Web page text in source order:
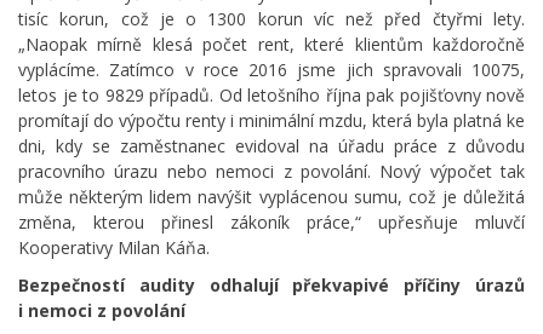
tisíc korun, což je o 1300 korun víc než před čtyřmi lety.
„Naopak mírně klesá počet rent, které klientům každoročně
vyplácíme. Zatímco v roce 2016 jsme jich spravovali 10075,
letos je to 9829 případů. Od letošního října pak pojišťovny nově
promítají do výpočtu renty i minimální mzdu, která byla platná ke
dni, kdy se zaměstnanec evidoval na úřadu práce z důvodu
pracovního úrazu nebo nemoci z povolání. Nový výpočet tak
může některým lidem navýšit vyplácenou sumu, což je důležitá
změna, kterou přinesl zákoník práce,“ upřesňuje mluvčí
Kooperativy Milan Káňa.
Bezpečností audity odhalují překvapivé příčiny úrazů
i nemoci z povolání